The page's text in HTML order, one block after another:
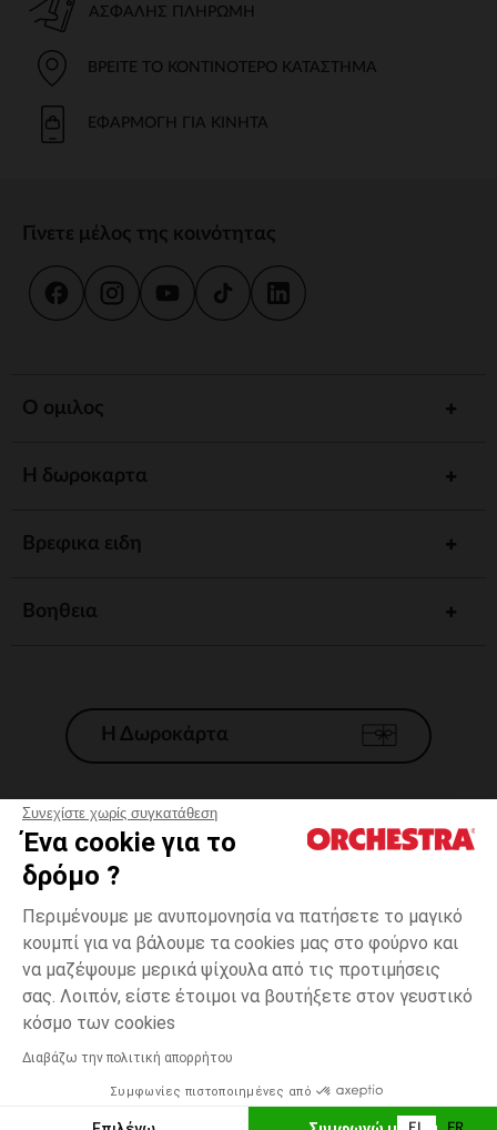
Συνεχίστε χωρίς συγκατάθεση
Ένα cookie για το
δρόμο ?
Περιμένουμε με ανυπομονησία να πατήσετε το μαγικό
κουμπί για να βάλουμε τα cookies μας στο φούρνο και
να μαζέψουμε μερικά ψίχουλα από τις προτιμήσεις
σας. Λοιπόν, είστε έτοιμοι να βουτήξετε στον γευστικό
κόσμο των cookies
Διαβάζω την πολιτική απορρήτου
Συμφωνίες πιστοποιημένες από
Ροζ
Δυνατότητα πληρωμής με
ΕΠΙΛΟΓΗ ΜΕΓΕΘΟΥΣ
ΑΣΦΑΛΉΣ ΠΛΗΡΩΜΉ
ΒΡΕΊΤΕ ΤΟ ΚΟΝΤΙΝΌΤΕΡΟ ΚΑΤΆΣΤΗΜΑ
ΕΦΑΡΜΟΓΉ ΓΙΑ ΚΙΝΗΤΆ
Γίνετε μέλος της κοινότητας
Ο ομιλος
Η δωροκαρτα
Βρεφικα ειδη
Βοηθεια
Η Δωροκάρτα
Γενικοί 'Οροι Πώλησης
*Εμπορικες προσφορες
Προσωπικά δεδομένα
Διαχείρηση των cookies
Προσβασιμότητα: μη συμμορφούμενη
H Orchestra συμμετέχει στον κωδικά δεοντολογίας και στο σύστημα
μεσολάβησης της Γαλλικής Ομοσπονδίας Ηλεκτρονικού Εμπορίου.